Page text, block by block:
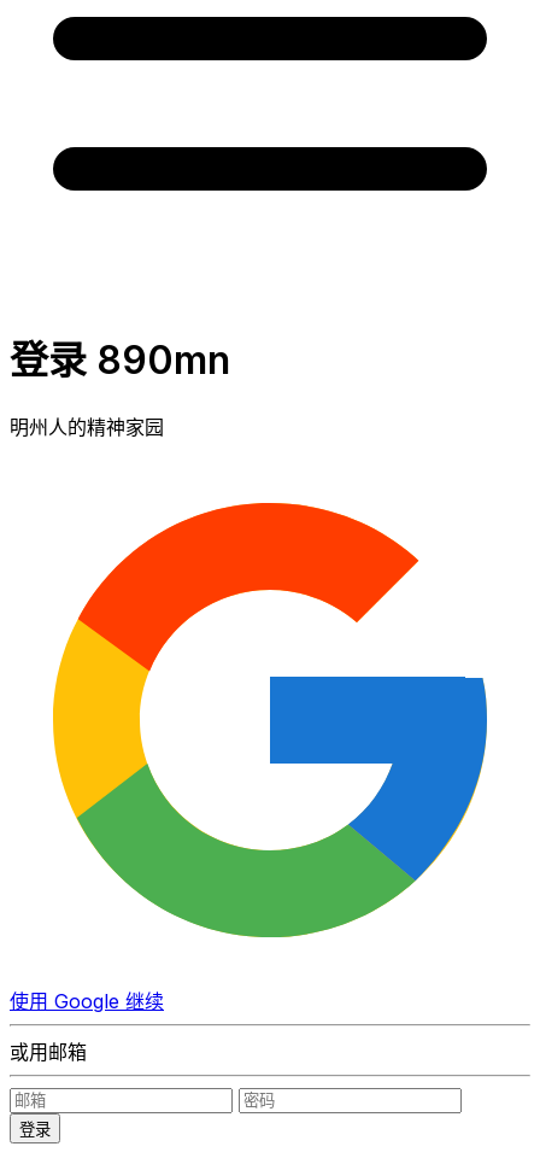
登录 890mn
明州人的精神家园
使用 Google 继续
或用邮箱
登录